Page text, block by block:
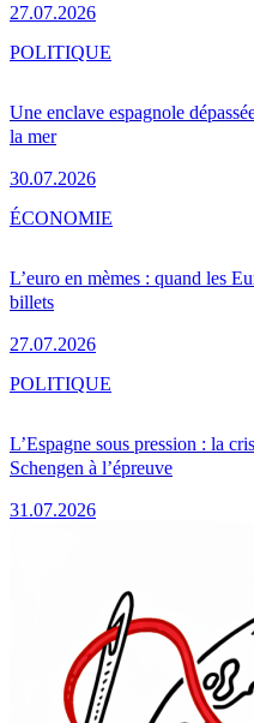
27.07.2026
Une enclave espagnole
la mer
30.07.2026
POLITIQUE
L’euro en mèmes : quand les
billets
27.07.2026
ÉCONOMIE
L’Espagne sous pression : la
Schengen à l’épreuve
31.07.2026
POLITIQUE